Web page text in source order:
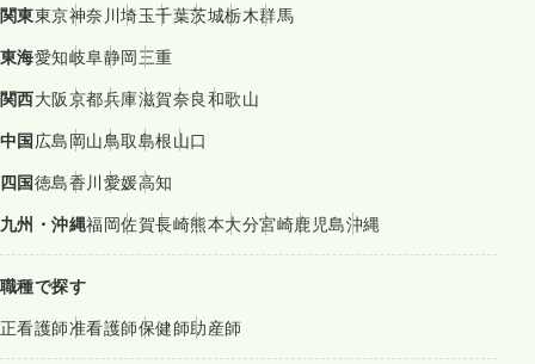
関東東京神奈川埼玉千葉茨城栃木群馬
東海愛知岐阜静岡三重
関西大阪京都兵庫滋賀奈良和歌山
中国広島岡山鳥取島根山口
四国徳島香川愛媛高知
九州・沖縄福岡佐賀長崎熊本大分宮崎鹿児島沖縄
職種で探す
正看護師准看護師保健師助産師